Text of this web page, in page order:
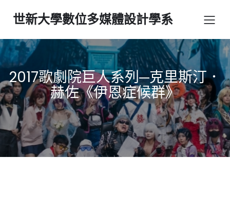
世新大學數位多媒體設計學系
2017歌劇院巨人系列─克里斯汀．
赫佐《伊恩症候群》